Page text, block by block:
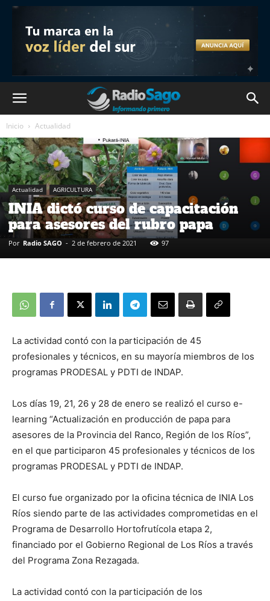
Inicio Actualidad
Actualidad AGRICULTURA
INIA dictó curso de capacitación
para asesores del rubro papa
Por Radio SAGO - 2 de febrero de 2021 97
La actividad contó con la participación de 45
profesionales y técnicos, en su mayoría miembros de los
programas PRODESAL y PDTI de INDAP.
Los días 19, 21, 26 y 28 de enero se realizó el curso e-
learning “Actualización en producción de papa para
asesores de la Provincia del Ranco, Región de los Ríos”,
en el que participaron 45 profesionales y técnicos de los
programas PRODESAL y PDTI de INDAP.
El curso fue organizado por la oficina técnica de INIA Los
Ríos siendo parte de las actividades comprometidas en el
Programa de Desarrollo Hortofrutícola etapa 2,
financiado por el Gobierno Regional de Los Ríos a través
del Programa Zona Rezagada.
La actividad contó con la participación de los